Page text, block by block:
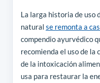
La larga historia de uso
natural se remonta a
compendio ayurvédico
recomienda el uso de
de la intoxicación
usa para restaurar la